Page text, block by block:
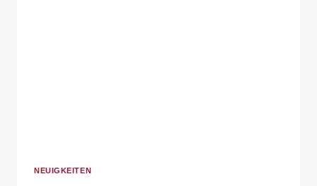
NEUIGKEITEN